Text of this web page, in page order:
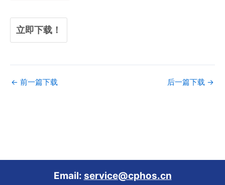
立即下载！
← 前一篇下载 后一篇下载 →
Email: service@cphos.cn